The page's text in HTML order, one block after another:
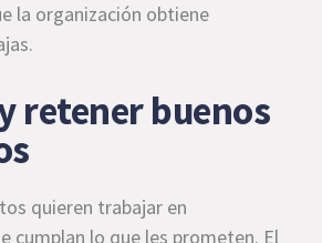
la organización obtiene
retener buenos
quieren trabajar en
cumplan lo que les prometen. El